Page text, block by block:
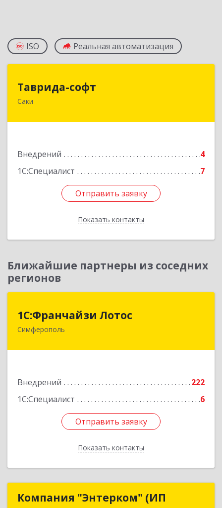
ISO Реальная автоматизация
Таврида-софт
Саки
Внедрений
4
1С:Специалист
7
Отправить заявку
Показать контакты
Подробнее
Отправить заявку
Назад
Ближайшие партнеры из соседних
регионов
1С:Франчайзи Лотос
Симферополь
Внедрений
222
1С:Специалист
6
Отправить заявку
Показать контакты
295029, Крым Респ, Симферополь г, им
Отправить заявку
Назад
Компания "Энтерком" (ИП
Компания "Энтерком" (ИП